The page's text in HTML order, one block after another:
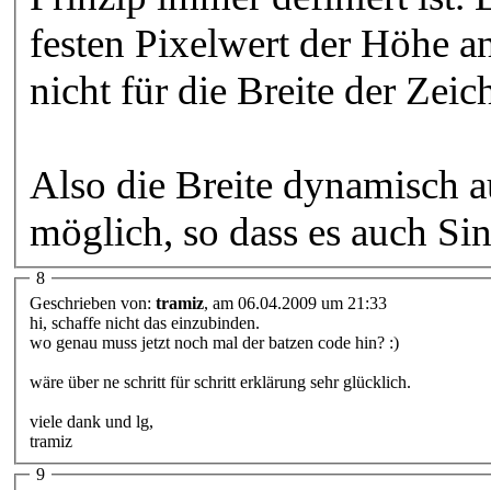
festen Pixelwert der Höhe
nicht für die Breite der
Also die Breite dynamisch
möglich, so dass es auch
8
Geschrieben von: tramiz, am 06.04.2009 um 21:33
hi, schaffe nicht das einzubinden.
wo genau muss jetzt noch mal der batzen code hin? :)
wäre über ne schritt für schritt erklärung sehr glücklich.
viele dank und lg,
tramiz
9